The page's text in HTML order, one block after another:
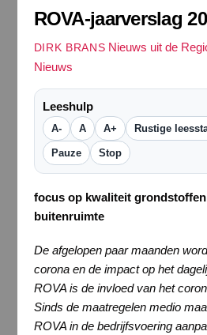
ROVA-jaarverslag
DIRK BRANS Nieuws uit de
Nieuws
Leeshulp
A- A A+ Rustige
Pauze Stop
focus op kwaliteit grondstoffen
buitenruimte
De afgelopen paar maanden
corona en de impact op het
ROVA is de invloed van het
Sinds de maatregelen medio
ROVA in de bedrijfsvoering